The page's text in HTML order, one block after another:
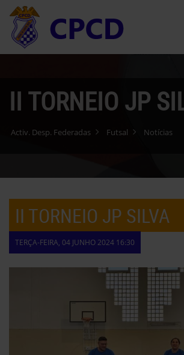
II TORNEIO JP
Activ. Desp. Federadas Futsal Notícias
II TORNEIO JP SILVA
TERÇA-FEIRA, 04 JUNHO 2024 16:30